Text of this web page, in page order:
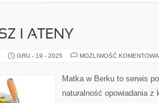
I ATENY
GRU - 19 - 2025 MOŻLIWOŚĆ
Matka w Berku to serwis
naturalność opowiadania z